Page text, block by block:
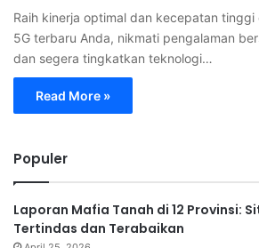
Raih kinerja optimal dan kecepatan
5G terbaru Anda, nikmati pengalaman
dan segera tingkatkan teknologi…
Read More »
Populer
Laporan Mafia Tanah di 12 Provinsi:
Tertindas dan Terabaikan